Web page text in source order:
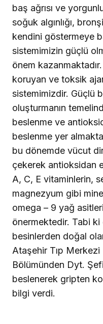
baş ağrısı ve
soğuk algınlığı,
kendini göstermeye
sistemimizin güçlü
önem
koruyan ve toksik
sistemimizdir. Güçlü
oluşturmanın
beslenme ve
beslenme yer
bu dönemde vücut
çekerek antioksidan
A, C, E vitaminlerin,
magnezyum gibi
omega – 9 yağ
önermektedir. Tabi
besinlerden doğal
Ataşehir Tıp
Bölümünden Dyt.
beslenerek gripten
bilgi verdi.